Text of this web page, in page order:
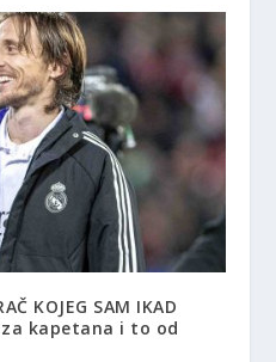
KOJEG SAM IKAD
za kapetana i to od